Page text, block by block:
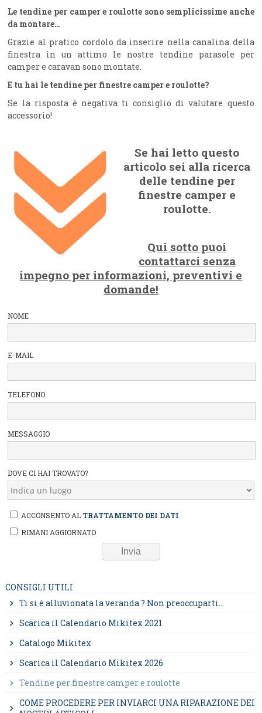
Le tendine per camper e roulotte sono semplicissime anche
da montare…
Grazie al pratico cordolo da inserire nella canalina della
finestra in un attimo le nostre tendine parasole per
camper e caravan sono montate.
E tu hai le tendine per finestre camper e roulotte?
Se la risposta è negativa ti consiglio di valutare questo
accessorio!
Se hai letto questo
articolo sei alla ricerca
delle tendine per
finestre camper e
roulotte.
Qui sotto puoi
contattarci senza
impegno per informazioni, preventivi e
domande!
NOME
E-MAIL
TELEFONO
MESSAGGIO
DOVE CI HAI TROVATO?
ACCONSENTO AL TRATTAMENTO DEI DATI
RIMANI AGGIORNATO
CONSIGLI UTILI
Ti si è alluvionata la veranda ? Non preoccuparti...
Scarica il Calendario Mikitex 2021
Catalogo Mikitex
Scarica il Calendario Mikitex 2026
Tendine per finestre camper e roulotte
COME PROCEDERE PER INVIARCI UNA RIPARAZIONE DEI